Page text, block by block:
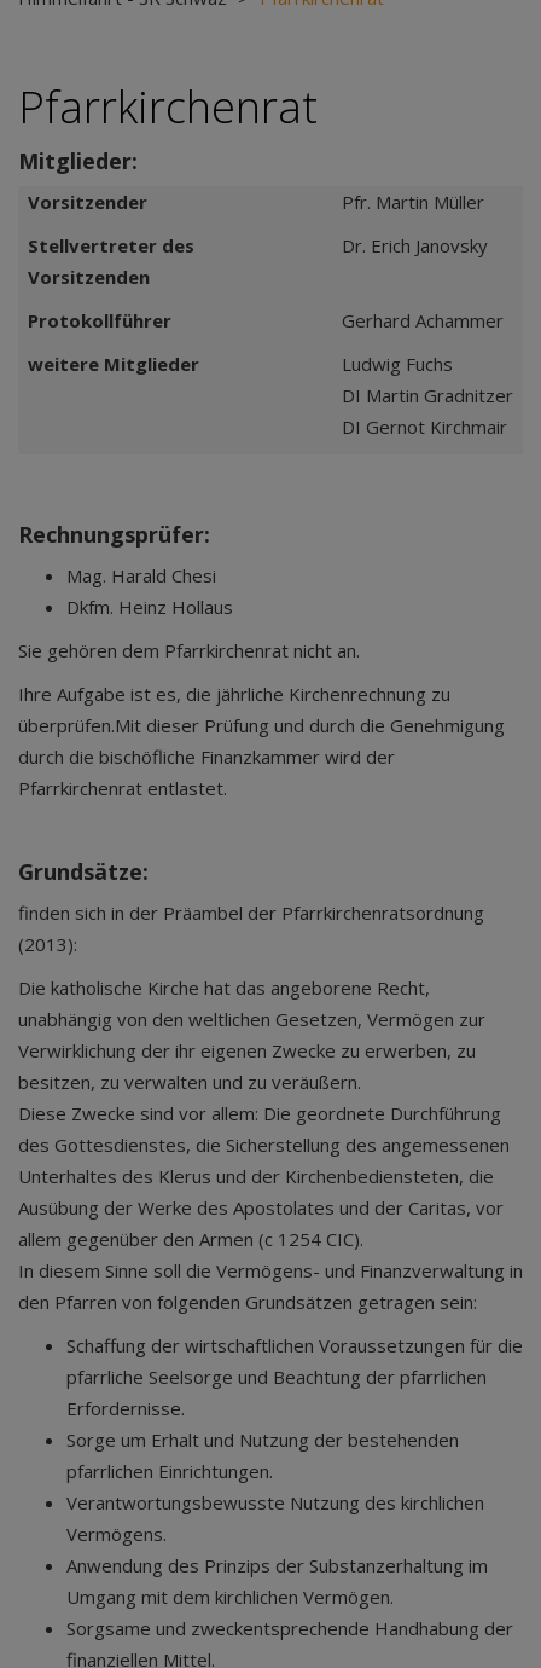
Pfarrkirchenrat
Mitglieder:
Vorsitzender
Pfr. Martin Müller
Stellvertreter des
Vorsitzenden
Dr. Erich Janovsky
Protokollführer
Gerhard Achammer
weitere Mitglieder
Ludwig Fuchs
DI Martin Gradnitzer
DI Gernot Kirchmair
Rechnungsprüfer:
Mag. Harald Chesi
Dkfm. Heinz Hollaus
Sie gehören dem Pfarrkirchenrat nicht an.
Ihre Aufgabe ist es, die jährliche Kirchenrechnung zu
überprüfen.Mit dieser Prüfung und durch die Genehmigung
durch die bischöfliche Finanzkammer wird der
Pfarrkirchenrat entlastet.
Grundsätze:
finden sich in der Präambel der Pfarrkirchenratsordnung
(2013):
Die katholische Kirche hat das angeborene Recht,
unabhängig von den weltlichen Gesetzen, Vermögen zur
Verwirklichung der ihr eigenen Zwecke zu erwerben, zu
besitzen, zu verwalten und zu veräußern.
Diese Zwecke sind vor allem: Die geordnete Durchführung
des Gottesdienstes, die Sicherstellung des angemessenen
Unterhaltes des Klerus und der Kirchenbediensteten, die
Ausübung der Werke des Apostolates und der Caritas, vor
allem gegenüber den Armen (c 1254 CIC).
In diesem Sinne soll die Vermögens- und Finanzverwaltung in
den Pfarren von folgenden Grundsätzen getragen sein:
Schaffung der wirtschaftlichen Voraussetzungen für die
pfarrliche Seelsorge und Beachtung der pfarrlichen
Erfordernisse.
Sorge um Erhalt und Nutzung der bestehenden
pfarrlichen Einrichtungen.
Verantwortungsbewusste Nutzung des kirchlichen
Vermögens.
Anwendung des Prinzips der Substanzerhaltung im
Umgang mit dem kirchlichen Vermögen.
Sorgsame und zweckentsprechende Handhabung der
finanziellen Mittel.